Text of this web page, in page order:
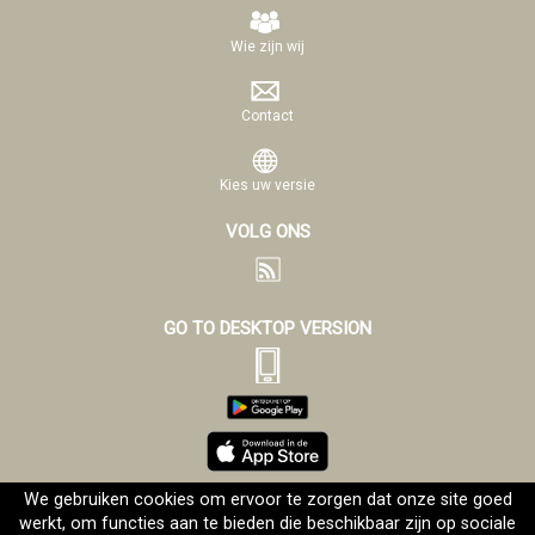
Wie zijn wij
Contact
Kies uw versie
VOLG ONS
GO TO DESKTOP VERSION
Alle rechten voorbehouden
We gebruiken cookies om ervoor te zorgen dat onze site goed
werkt, om functies aan te bieden die beschikbaar zijn op sociale